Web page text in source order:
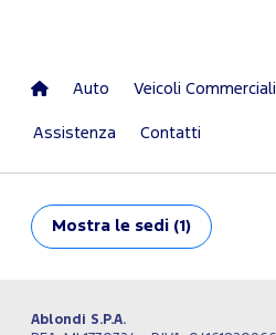
Auto Veicoli Commerciali
Assistenza Contatti
Mostra le sedi (1)
Ablondi S.P.A.